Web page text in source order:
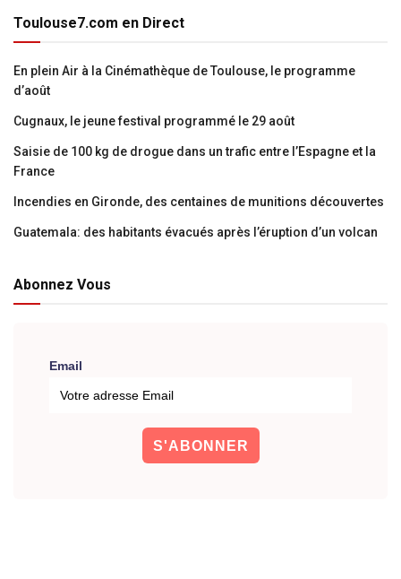
Toulouse7.com en Direct
En plein Air à la Cinémathèque de Toulouse, le programme
d’août
Cugnaux, le jeune festival programmé le 29 août
Saisie de 100 kg de drogue dans un trafic entre l’Espagne et la
France
Incendies en Gironde, des centaines de munitions découvertes
Guatemala: des habitants évacués après l’éruption d’un volcan
Abonnez Vous
Email